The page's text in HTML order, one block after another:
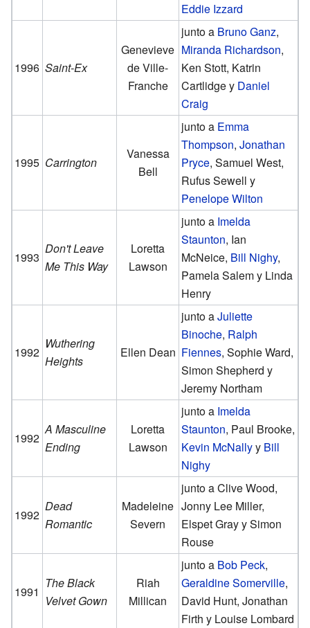
Eddie Izzard
1996 Saint-Ex
Genevieve
de Ville-
Franche
junto a Bruno Ganz,
Miranda Richardson,
Ken Stott, Katrin
Cartlidge y Daniel
Craig
1995 Carrington
Vanessa
Bell
junto a Emma
Thompson,Jonathan
Pryce, Samuel West,
Rufus Sewell y
Penelope Wilton
1993
Don't Leave
Me This Way
Loretta
Lawson
junto a Imelda
Staunton, Ian
McNeice, Bill Nighy,
Pamela Salem y Linda
Henry
1992
Wuthering
Heights
Ellen Dean
junto aJuliette
Binoche, Ralph
Fiennes, Sophie Ward,
Simon Shepherd y
Jeremy Northam
1992
A Masculine
Ending
Loretta
Lawson
junto a Imelda
Staunton, Paul Brooke,
Kevin McNallyy Bill
Nighy
1992
Dead
Romantic
Madeleine
Severn
junto a Clive Wood,
Jonny Lee Miller,
Elspet Gray y Simon
Rouse
1991
The Black
Velvet Gown
Riah
Millican
junto a Bob Peck,
Geraldine Somerville,
David Hunt, Jonathan
Firth y Louise Lombard